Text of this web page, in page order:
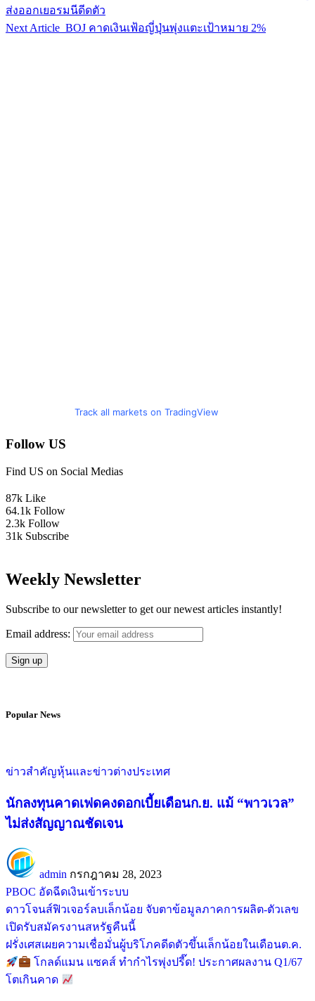
ส่งออกเยอรมนีดีดตัว
Next Article BOJ คาดเงินเฟ้อญี่ปุ่นพุ่งแตะเป้าหมาย 2%
Track all markets on TradingView
Follow US
Find US on Social Medias
87k Like
64.1k Follow
2.3k Follow
31k Subscribe
Weekly Newsletter
Subscribe to our newsletter to get our newest articles instantly!
Email address:
Popular News
ข่าวสำคัญหุ้นและข่าวต่างประเทศ
นักลงทุนคาดเฟดคงดอกเบี้ยเดือนก.ย. แม้ “พาวเวล”
ไม่ส่งสัญญาณชัดเจน
admin กรกฎาคม 28, 2023
PBOC อัดฉีดเงินเข้าระบบ
ดาวโจนส์ฟิวเจอร์ลบเล็กน้อย จับตาข้อมูลภาคการผลิต-ตัวเลข
เปิดรับสมัครงานสหรัฐคืนนี้
ฝรั่งเศสเผยความเชื่อมั่นผู้บริโภคดีดตัวขึ้นเล็กน้อยในเดือนต.ค.
โกลด์แมน แซคส์ ทำกำไรพุ่งปรี๊ด! ประกาศผลงาน Q1/67
โตเกินคาด